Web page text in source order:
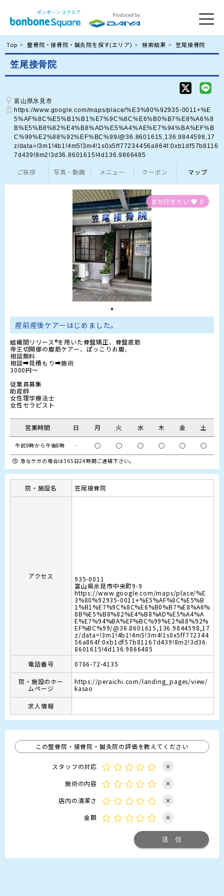
Top 整骨院・接骨院・鍼灸院を探す(エリア) 検索結果 笠尾接骨院
笠尾接骨院
富山県氷見市
https://www.google.com/maps/place/%E3%80%92935-0011+%E
5%AF%8C%E5%B1%B1%E7%9C%8C%E6%B0%B7%E8%A6%8
B%E5%B8%82%E4%B8%AD%E5%A4%AE%E7%94%BA%EF%B
C%99%E2%88%92%EF%BC%99/@36.8601615,136.9844598,17
z/data=!3m1!4b1!4m5!3m4!1s0x5ff77234456a864f:0xb1df57b8116
7d439!8m2!3d36.8601615!4d136.9866485
ご挨拶 写真・動画 メニュー クーポン マップ
また行きたい 0
産前産後ケアーはじめました。
組織間リリース®️を用いた骨盤矯正、骨盤底筋
帝王切開御の腹筋ケアー、ぽっこりお腹、
相談無料
相談➡見積もり➡施術
3000円～
従業員募集
助産師
女性理学療法士
女性セラピスト
営業時間 日 月 火 水 木 金 土
午前9時から午後8時 ‐ ○ ○ ○ ○ ○ ○
急なケガの場合は365日24時間ご連絡下さい。
院・施設名 笠尾接骨院
アクセス
935-0011
富山県氷見市中央町9-9
https://www.google.com/maps/place/%E
3%80%92935-0011+%E5%AF%8C%E5%B
1%B1%E7%9C%8C%E6%B0%B7%E8%A6%
8B%E5%B8%82%E4%B8%AD%E5%A4%A
E%E7%94%BA%EF%BC%99%E2%88%92%
EF%BC%99/@36.8601615,136.9844598,17
z/data=!3m1!4b1!4m5!3m4!1s0x5ff772344
56a864f:0xb1df57b81167d439!8m2!3d36.
8601615!4d136.9866485
電話番号
0766-72-4135
院・施設のホー
ムページ
https://peraichi.com/landing_pages/view/
kasao
求人情報
この整骨院・接骨院・鍼灸院の評価を教えてください
スタッフの対応
×
施術の内容
×
店内の清潔さ
×
金額
×